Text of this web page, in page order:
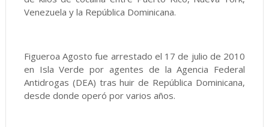
Venezuela y la República Dominicana.
Figueroa Agosto fue arrestado el 17 de julio de 2010
en Isla Verde por agentes de la Agencia Federal
Antidrogas (DEA) tras huir de República Dominicana,
desde donde operó por varios años.